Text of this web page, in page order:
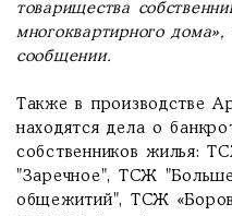
товарищества
многоквартирного
сообщении.
Также в производстве
находятся дела о
собственников жилья:
"Заречное", ТСЖ
общежитий", ТСЖ